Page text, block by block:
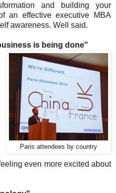
and building your
an effective executive MBA
awareness. Well said.
is being done"
Paris attendees by country
even more excited about